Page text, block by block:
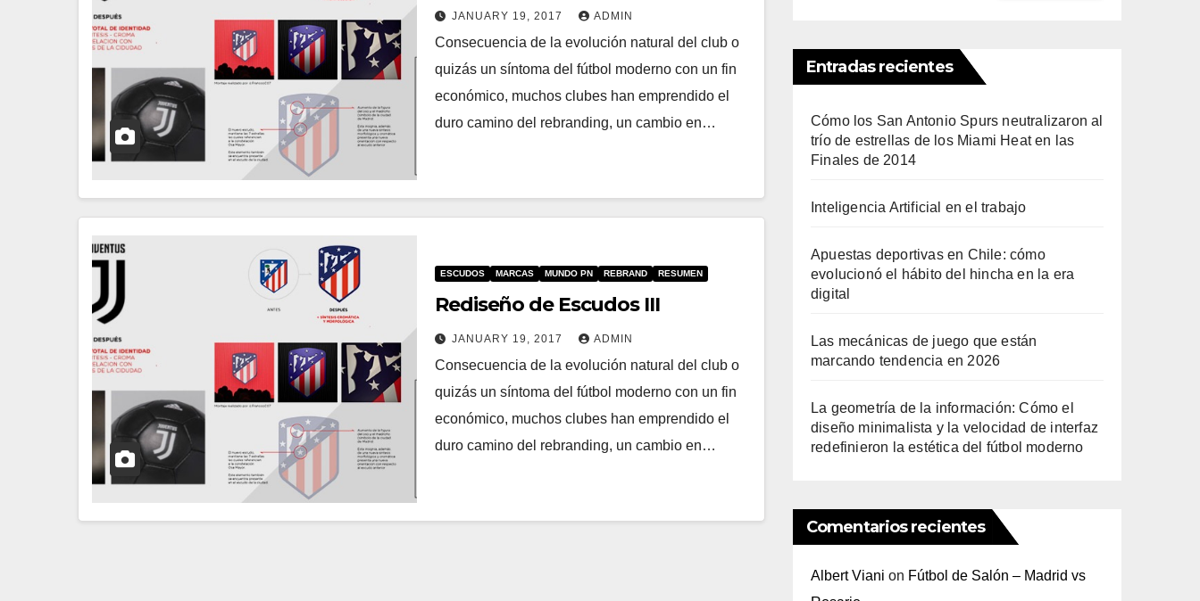
JANUARY 19, 2017 ADMIN
Consecuencia de la evolución natural del club o
quizás un síntoma del fútbol moderno con un fin
económico, muchos clubes han emprendido el
duro camino del rebranding, un cambio en…
ESCUDOS MARCAS MUNDO PN REBRAND RESUMEN
Rediseño de Escudos III
JANUARY 19, 2017 ADMIN
Consecuencia de la evolución natural del club o
quizás un síntoma del fútbol moderno con un fin
económico, muchos clubes han emprendido el
duro camino del rebranding, un cambio en…
Entradas recientes
Cómo los San Antonio Spurs neutralizaron al
trío de estrellas de los Miami Heat en las
Finales de 2014
Inteligencia Artificial en el trabajo
Apuestas deportivas en Chile: cómo
evolucionó el hábito del hincha en la era
digital
Las mecánicas de juego que están
marcando tendencia en 2026
La geometría de la información: Cómo el
diseño minimalista y la velocidad de interfaz
redefinieron la estética del fútbol moderno
Comentarios recientes
Albert Viani on Fútbol de Salón – Madrid vs